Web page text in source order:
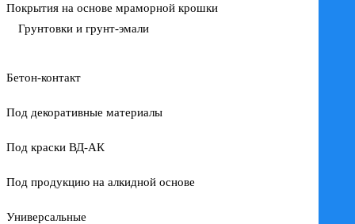
Покрытия на основе мраморной крошки
Грунтовки и грунт-эмали
Бетон-контакт
Под декоративные материалы
Под краски ВД-АК
Под продукцию на алкидной основе
Универсальные